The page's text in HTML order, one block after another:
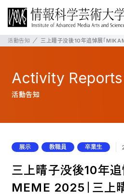
活動告知 三上晴子没後10年追悼展「
Activity Reports
活動告知
展示 教職員 卒業生
三上晴子没後10年
MEME 2025｜三上